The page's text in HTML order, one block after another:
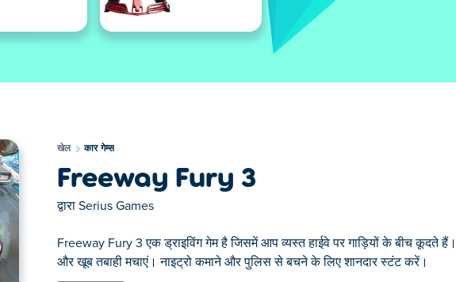
खेल कार गेम्स
Freeway Fury 3
द्वारा Serius Games
Freeway Fury 3 एक ड्राइविंग गेम है जिसमें आप व्यस्त हाईवे पर गाड़ियों के बीच कूदते
और खूब तबाही मचाएं। नाइट्रो कमाने और पुलिस से बचने के लिए शानदार स्टंट करें।